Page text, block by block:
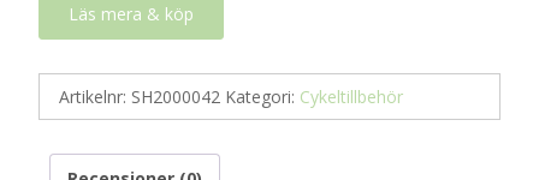
Läs mera & köp
Artikelnr: SH2000042 Kategori: Cykeltillbehör